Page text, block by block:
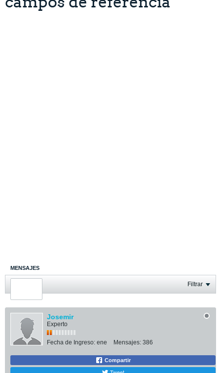
MENSAJES
ÚLTIMA ACTIVIDAD Filtrar
Josemir
Experto
Fecha de Ingreso: ene Mensajes: 386
Compartir